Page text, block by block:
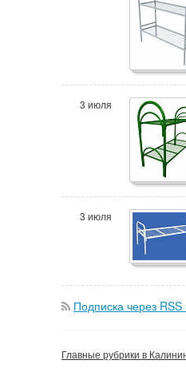
3 июля
3 июля
Подписка через
Главные рубрики в